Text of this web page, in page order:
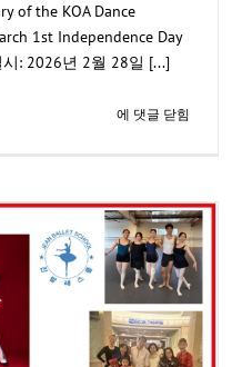
of the KOA Dance
1st Independence Day
시: 2026년 2월 28일 [...]
1171.
니
다.
The
23rd
Anniversary
of
the
KOA
에 댓글 닫힘